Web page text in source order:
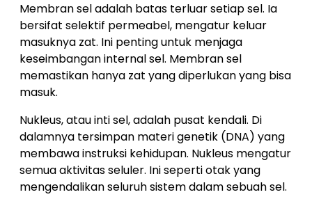
Membran sel adalah batas terluar setiap sel. Ia
bersifat selektif permeabel, mengatur keluar
masuknya zat. Ini penting untuk menjaga
keseimbangan internal sel. Membran sel
memastikan hanya zat yang diperlukan yang bisa
masuk.
Nukleus, atau inti sel, adalah pusat kendali. Di
dalamnya tersimpan materi genetik (DNA) yang
membawa instruksi kehidupan. Nukleus mengatur
semua aktivitas seluler. Ini seperti otak yang
mengendalikan seluruh sistem dalam sebuah sel.